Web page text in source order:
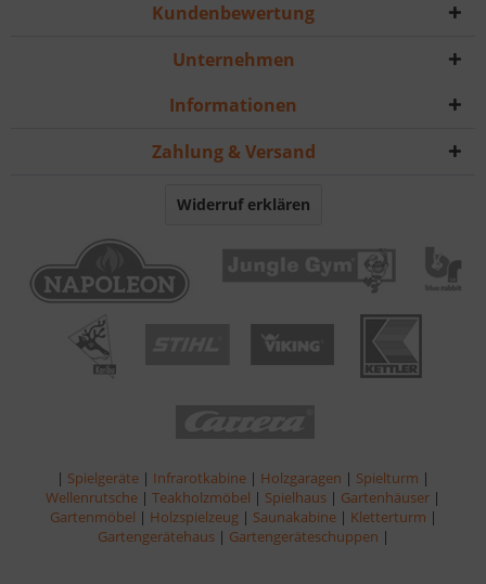
Kundenbewertung
Unternehmen
Informationen
Zahlung & Versand
Widerruf erklären
| Spielgeräte | Infrarotkabine | Holzgaragen | Spielturm |
Wellenrutsche | Teakholzmöbel | Spielhaus | Gartenhäuser |
Gartenmöbel | Holzspielzeug | Saunakabine | Kletterturm |
Gartengerätehaus | Gartengeräteschuppen |